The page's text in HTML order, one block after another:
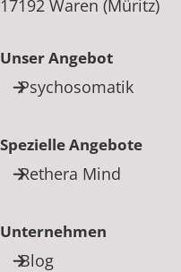
17192 Waren (Müritz)
Unser Angebot
Psychosomatik
Spezielle Angebote
Rethera Mind
Unternehmen
Blog